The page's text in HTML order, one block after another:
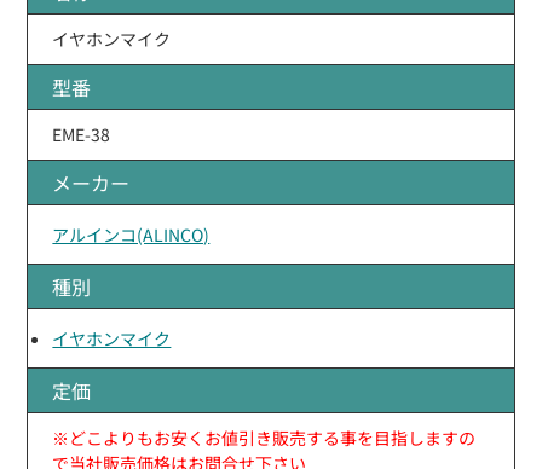
イヤホンマイク
型番
EME-38
メーカー
アルインコ(ALINCO)
種別
イヤホンマイク
定価
※どこよりもお安くお値引き販売する事を目指しますの
で当社販売価格はお問合せ下さい